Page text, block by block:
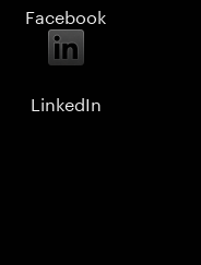
Facebook
LinkedIn